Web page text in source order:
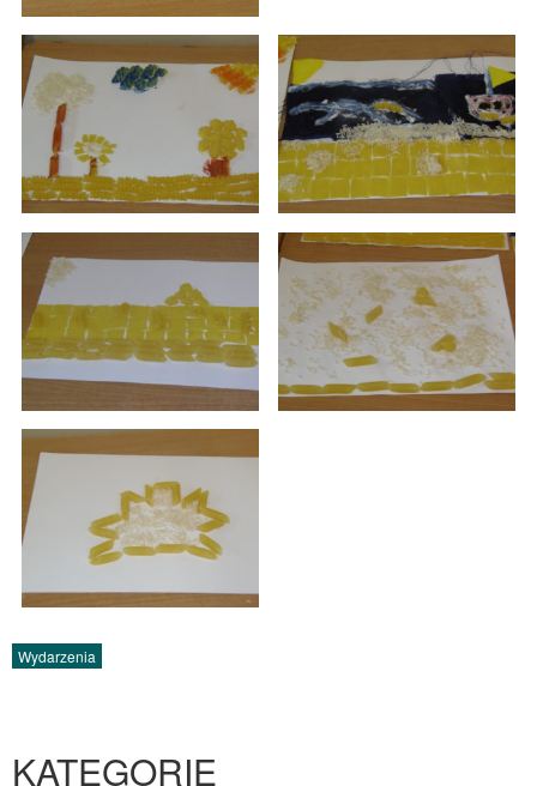
Wydarzenia
KATEGORIE